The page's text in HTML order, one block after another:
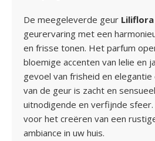
De meegeleverde geur Liliflora
geurervaring met een
en frisse tonen. Het parfum
bloemige accenten van lelie en
gevoel van frisheid en
van de geur is zacht en
uitnodigende en verfijnde
voor het creëren van een
ambiance in uw huis.